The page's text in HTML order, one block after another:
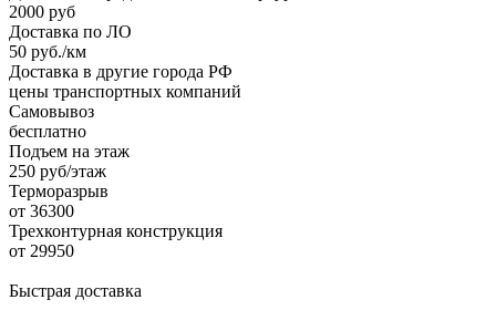
2000 руб
Доставка по ЛО
50 руб./км
Доставка в другие города РФ
цены транспортных компаний
Самовывоз
бесплатно
Подъем на этаж
250 руб/этаж
Терморазрыв
от 36300
Трехконтурная конструкция
от 29950
Быстрая доставка